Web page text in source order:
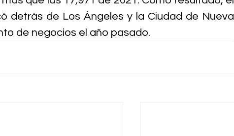
detrás de Los Ángeles y la Ciudad de Nueva
de negocios el año pasado.